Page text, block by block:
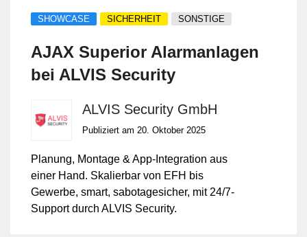
SHOWCASE SICHERHEIT SONSTIGE
AJAX Superior Alarmanlagen
bei ALVIS Security
ALVIS Security GmbH
Publiziert am 20. Oktober 2025
Planung, Montage & App-Integration aus
einer Hand. Skalierbar von EFH bis
Gewerbe, smart, sabotagesicher, mit 24/7-
Support durch ALVIS Security.